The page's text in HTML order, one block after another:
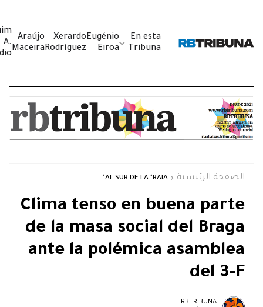
En esta
Tribuna
Eugénio
Eiroa
Xerardo
Rodríguez
Araújo
Maceira
A.
الصفحة الرئيسية AL SUR DE LA "RAIA"
Clima tenso en buena parte
de la masa social del Braga
ante la polémica asamblea
del 3-F
RBTRIBUNA